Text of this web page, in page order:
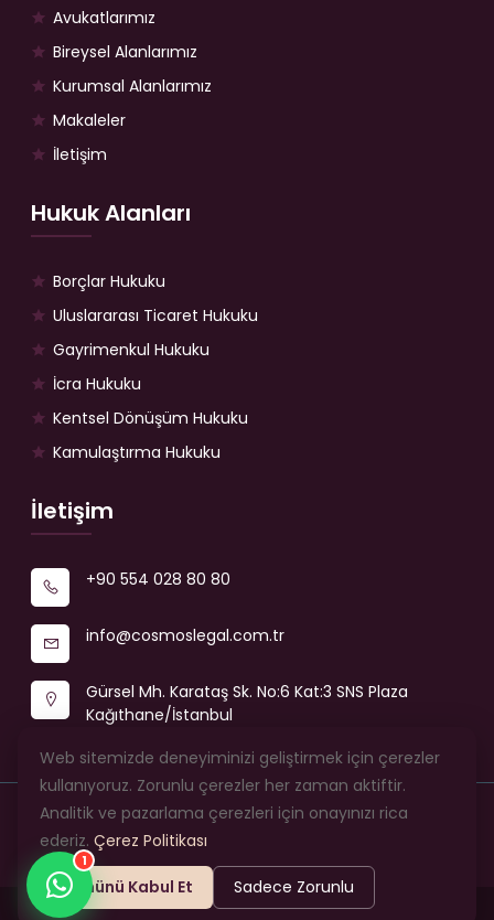
Avukatlarımız
Bireysel Alanlarımız
Kurumsal Alanlarımız
Makaleler
İletişim
Hukuk Alanları
Borçlar Hukuku
Uluslararası Ticaret Hukuku
Gayrimenkul Hukuku
İcra Hukuku
Kentsel Dönüşüm Hukuku
Kamulaştırma Hukuku
İletişim
+90 554 028 80 80
info@cosmoslegal.com.tr
Gürsel Mh. Karataş Sk. No:6 Kat:3 SNS Plaza
Kağıthane/İstanbul
© 2026 Cosmos Legal Hukuk ve Danışmanlık Bürosu —
Tüm hakları saklıdır.
Web Tasarım Dijitasyon
1
Web sitemizde deneyiminizi geliştirmek için çerezler
kullanıyoruz. Zorunlu çerezler her zaman aktiftir.
Analitik ve pazarlama çerezleri için onayınızı rica
ederiz. Çerez Politikası
Tümünü Kabul Et Sadece Zorunlu